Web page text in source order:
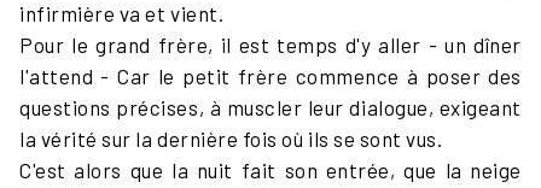
infirmière va et vient.
Pour le grand frère, il est temps d'y aller - un dîner
l'attend - Car le petit frère commence à poser des
questions précises, à muscler leur dialogue, exigeant
la vérité sur la dernière fois où ils se sont vus.
C'est alors que la nuit fait son entrée, que la neige